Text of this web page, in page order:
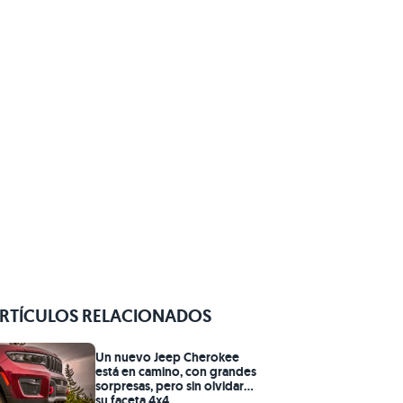
RELACIONADOS
Un nuevo Jeep Cherokee
está en camino, con grandes
sorpresas, pero sin olvidar